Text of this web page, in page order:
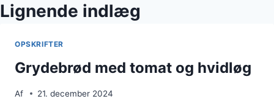
Lignende indlæg
OPSKRIFTER
Grydebrød med tomat og hvidløg
Af 21. december 2024